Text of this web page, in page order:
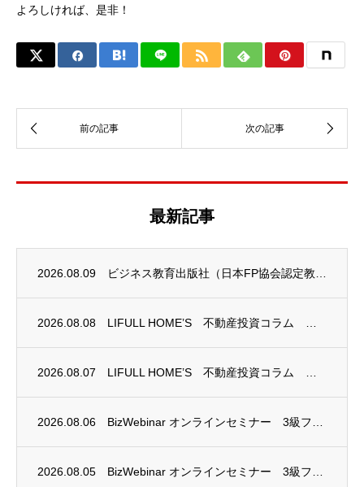
よろしければ、是非！
最新記事
2026.08.09 ビジネス教育出版社（日本FP協会認定教育機関）継続セミナー終了のお知らせ
2026.08.08 LIFULL HOME’S 不動産投資コラム 掲載のお知らせ
2026.08.07 LIFULL HOME’S 不動産投資コラム 掲載のお知らせ
2026.08.06 BizWebinar オンラインセミナー 3級ファイナンシャル・プランニング技能士試験...
2026.08.05 BizWebinar オンラインセミナー 3級ファイナンシャル・プランニング技能士試験...